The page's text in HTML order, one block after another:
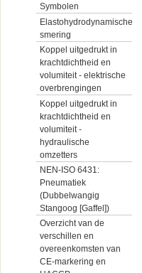
Symbolen
Elastohydrodynamische
smering
Koppel uitgedrukt in
krachtdichtheid en
volumiteit - elektrische
overbrengingen
Koppel uitgedrukt in
krachtdichtheid en
volumiteit -
hydraulische
omzetters
NEN-ISO 6431:
Pneumatiek
(Dubbelwangig
Stangoog [Gaffel])
Overzicht van de
verschillen en
overeenkomsten van
CE-markering en